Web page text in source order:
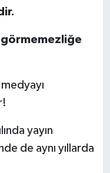
görmemezliğe
yayın
de aynı yıllarda